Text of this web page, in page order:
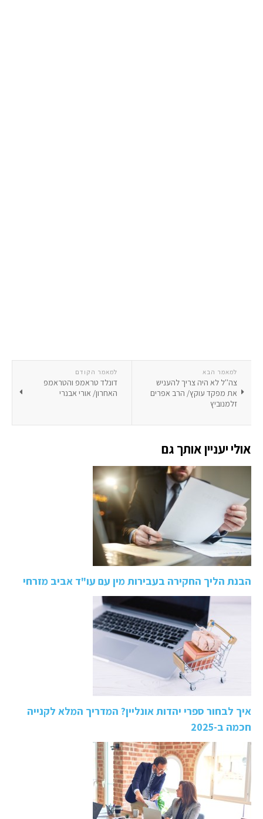
למאמר הקודם
דונלד טראמפ והטראמפ
האחרון/ אורי אבנרי
למאמר הבא
צה''ל לא היה צריך להעניש
את מפקד עוקץ/ הרב אפרים
זלמנוביץ
אולי יעניין אותך גם
הבנת הליך החקירה בעבירות מין עם עו"ד אביב מזרחי
איך לבחור ספרי יהדות אונליין? המדריך המלא לקנייה
חכמה ב-2025